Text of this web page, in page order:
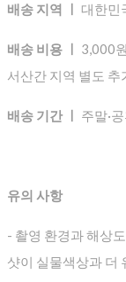
배송 지역 ㅣ 대한민
배송 비용 ㅣ 3,000
서산간 지역 별도 추
배송 기간 ㅣ 주말·
유의 사항
- 촬영 환경과 해상
샷이 실물색상과 더